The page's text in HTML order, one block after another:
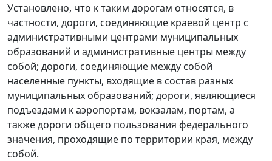
Установлено, что к таким дорогам относятся, в
частности, дороги, соединяющие краевой центр с
административными центрами муниципальных
образований и административные центры между
собой; дороги, соединяющие между собой
населенные пункты, входящие в состав разных
муниципальных образований; дороги, являющиеся
подъездами к аэропортам, вокзалам, портам, а
также дороги общего пользования федерального
значения, проходящие по территории края, между
собой.